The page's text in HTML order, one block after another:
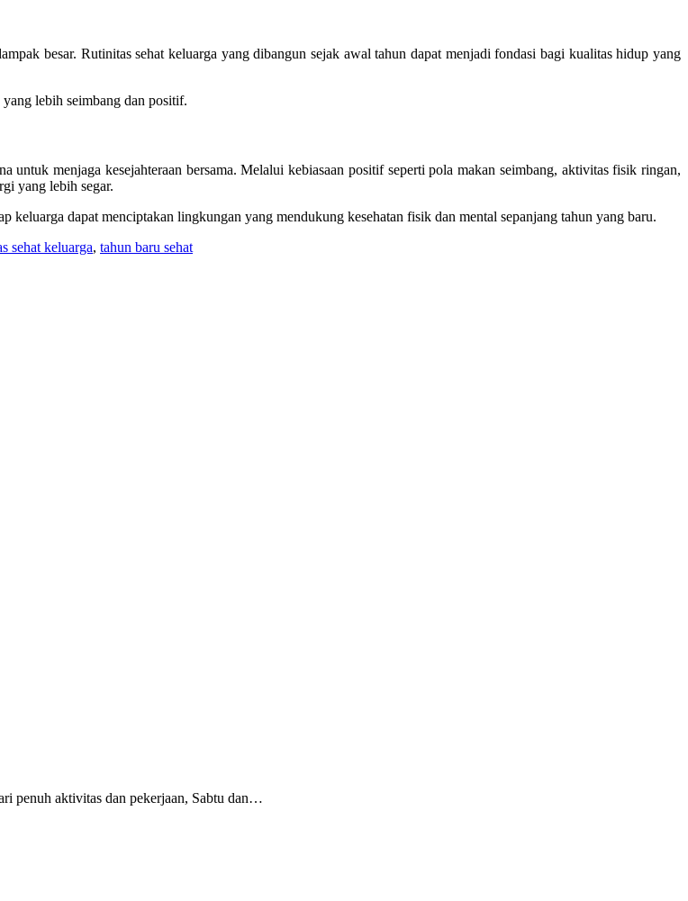
besar. Rutinitas sehat keluarga yang dibangun sejak awal tahun dapat menjadi fondasi bagi kualitas hidup yang
lebih seimbang dan positif.
untuk menjaga kesejahteraan bersama. Melalui kebiasaan positif seperti pola makan seimbang, aktivitas fisik ringan,
yang lebih segar.
keluarga dapat menciptakan lingkungan yang mendukung kesehatan fisik dan mental sepanjang tahun yang baru.
sehat keluarga, tahun baru sehat
penuh aktivitas dan pekerjaan, Sabtu dan…